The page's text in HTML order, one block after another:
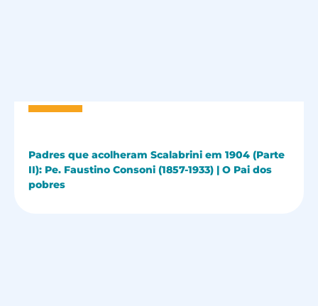
Padres que acolheram Scalabrini em 1904 (Parte
II): Pe. Faustino Consoni (1857-1933) | O Pai dos
pobres